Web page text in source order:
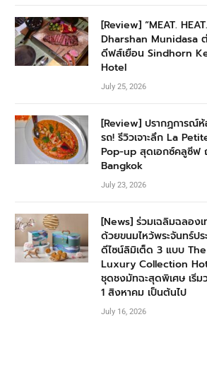
[Review] “MEAT.
Dharshan Munidasa
ดีฟส์เยือน Sindhorn
Hotel
July 25, 2026
[Review] ปรากฏการณ์
รถ! รีวิวเจาะลึก La
Pop-up สุดเอกซ์คลูซีฟ
Bangkok
July 23, 2026
[News] ร่วมเฉลิมฉลอง
ด้วยขนมไหว้พระจันทร์ป
ดีไซน์ลิมิเต็ด 3 แบบ
Luxury Collection
ชุดชงมัทฉะสุดพิเศษ เริ่
1 สิงหาคม เป็นต้นไป
July 16, 2026